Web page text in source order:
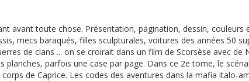
avant toute chose. Présentation, pagination, dessin, couleurs
mecs baraqués, filles sculpturales, voitures des années 50
de clans ... on se croirait dans un film de Scorsèse avec
planches, parfois une case par page. Dans ce 2e tome, le
de Caprice. Les codes des aventures dans la mafia italo-